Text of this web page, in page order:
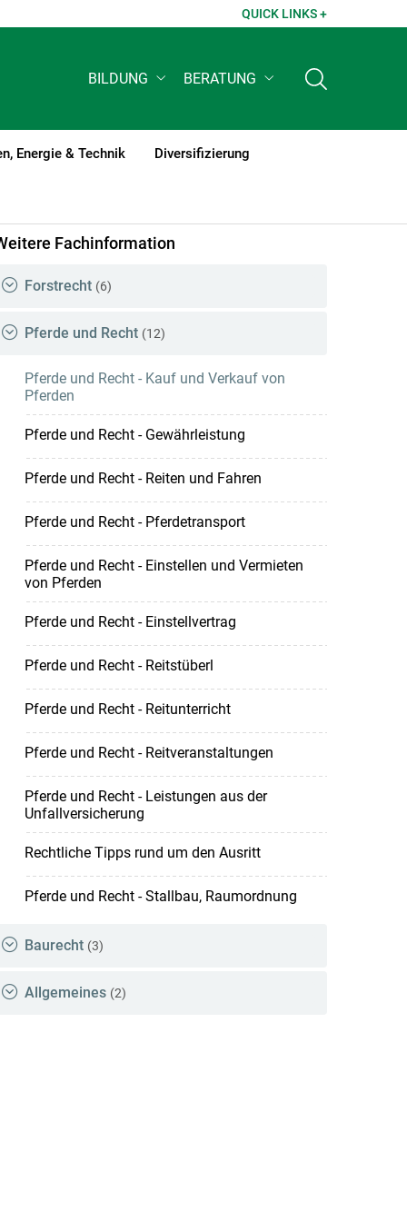
QUICK LINKS +
BILDUNG BERATUNG
Energie & Technik Diversifizierung
Fachinformation
Forstrecht (6)
Pferde und Recht (12)
Pferde und Recht - Kauf und Verkauf von
Pferden
Pferde und Recht - Gewährleistung
Pferde und Recht - Reiten und Fahren
Pferde und Recht - Pferdetransport
Pferde und Recht - Einstellen und Vermieten
von Pferden
Pferde und Recht - Einstellvertrag
Pferde und Recht - Reitstüberl
Pferde und Recht - Reitunterricht
Pferde und Recht - Reitveranstaltungen
Pferde und Recht - Leistungen aus der
Unfallversicherung
Rechtliche Tipps rund um den Ausritt
Pferde und Recht - Stallbau, Raumordnung
Baurecht (3)
Allgemeines (2)